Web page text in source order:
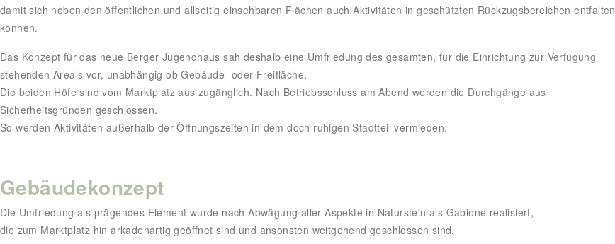
damit sich neben den öffentlichen und allseitig einsehbaren Flächen auch Aktivitäten in geschützten Rückzugsbereichen entfalten
können.
Das Konzept für das neue Berger Jugendhaus sah deshalb eine Umfriedung des gesamten, für die Einrichtung zur Verfügung
stehenden Areals vor, unabhängig ob Gebäude- oder Freifläche.
Die beiden Höfe sind vom Marktplatz aus zugänglich. Nach Betriebsschluss am Abend werden die Durchgänge aus
Sicherheitsgründen geschlossen.
So werden Aktivitäten außerhalb der Öffnungszeiten in dem doch ruhigen Stadtteil vermieden.
Gebäudekonzept
Die Umfriedung als prägendes Element wurde nach Abwägung aller Aspekte in Naturstein als Gabione realisiert,
die zum Marktplatz hin arkadenartig geöffnet sind und ansonsten weitgehend geschlossen sind.